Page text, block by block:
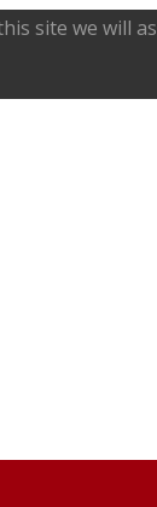
site we will